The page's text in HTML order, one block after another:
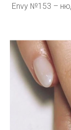
Envy №153 –